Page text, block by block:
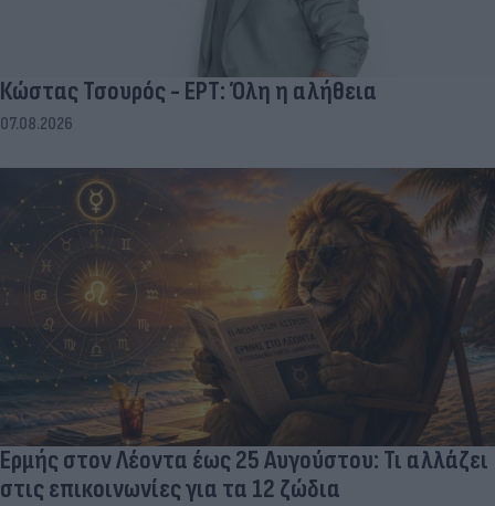
Κώστας Τσουρός - ΕΡΤ: Όλη η αλήθεια
07.08.2026
Ερμής στον Λέοντα έως 25 Αυγούστου: Τι αλλάζει
στις επικοινωνίες για τα 12 ζώδια